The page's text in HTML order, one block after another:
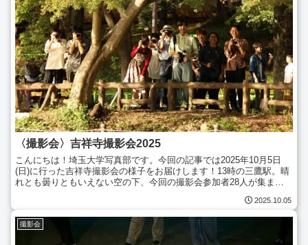
〈撮影会〉吉祥寺撮影会2025
こんにちは！埼玉大学写真部です。今回の記事では2025年10月5日
(日)に行った吉祥寺撮影会の様子をお届けします！13時の三鷹駅。晴
れとも曇りともいえない空の下、今回の撮影会参加者28人が集まり
2025.10.05
撮影会